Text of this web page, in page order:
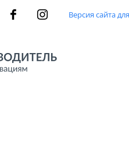
Версия сайта